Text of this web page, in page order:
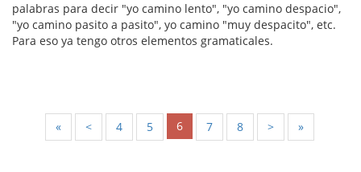
palabras para decir "yo camino lento", "yo camino despacio",
"yo camino pasito a pasito", yo camino "muy despacito", etc.
Para eso ya tengo otros elementos gramaticales.
« < 4 5 6 7 8 > »